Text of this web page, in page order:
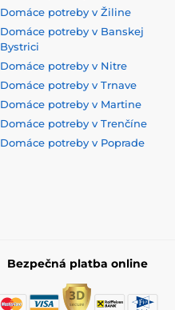
Domáce potreby v Žiline
Domáce potreby v Banskej
Bystrici
Domáce potreby v Nitre
Domáce potreby v Trnave
Domáce potreby v Martine
Domáce potreby v Trenčíne
Domáce potreby v Poprade
Bezpečná platba online